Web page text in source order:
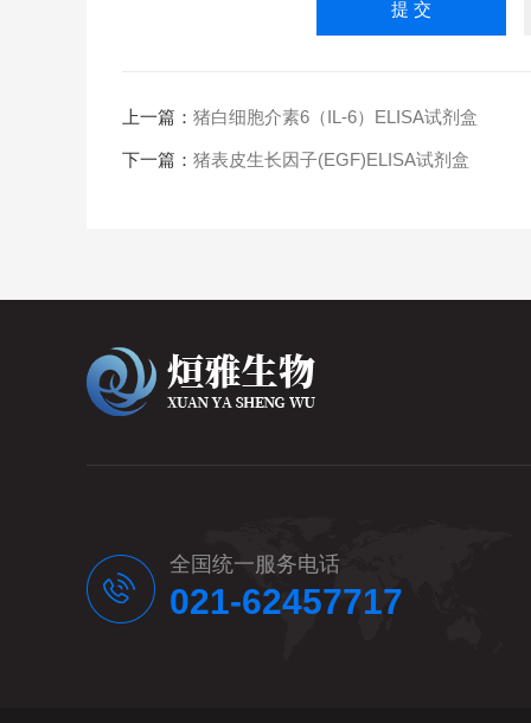
上一篇： 猪白细胞介素6（IL-6）ELISA试剂盒
下一篇： 猪表皮生长因子(EGF)ELISA试剂盒
全国统一服务电话
021-62457717